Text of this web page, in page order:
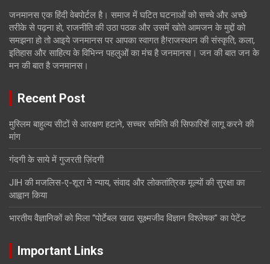
जनमानस एक हिंदी वेबपोर्टल है। समाज में घटित घटनाओं को सच्चे और अच्छे
तरीके से पढ़ना हो, राजनीति की उठा पठक और उसमें खोते आमजन के मुद्दों को
समझना हो तो आइये जनमानस पर आपका स्वागत है!राजस्थान की संस्कृति, कला,
इतिहास और साहित्य के विभिन्न पहलुओं का मंच है जनमानस। जन की बात जन के
मन की बात है जनमानस।
Recent Post
मुस्लिम बाहुल्य सीटों से आरक्षण हटाने, सच्चर समिति की सिफारिशें लागू करने की
मांग
गंदगी के साये में गुजरती ज़िंदगी
JIH की मजलिस-ए-शूरा ने न्याय, संवाद और लोकतांत्रिक मूल्यों की सुरक्षा का
आह्वान किया
भारतीय वैज्ञानिकों को मिला “पोर्टेबल खाद्य सूक्ष्मजीव विज्ञान विश्लेषक” का पेटेंट
Important Links